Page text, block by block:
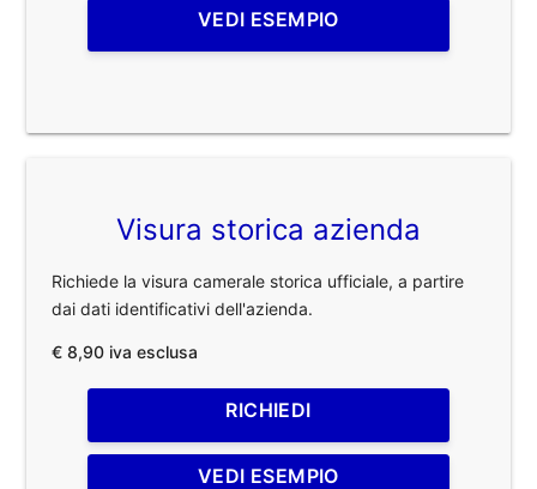
VEDI ESEMPIO
Visura storica azienda
Richiede la visura camerale storica ufficiale, a partire
dai dati identificativi dell'azienda.
€ 8,90 iva esclusa
RICHIEDI
VEDI ESEMPIO